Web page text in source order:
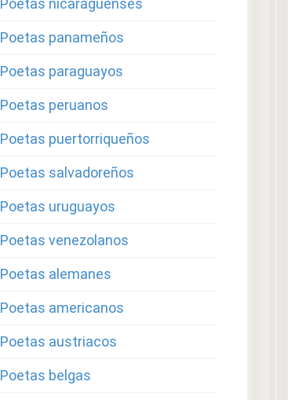
Poetas nicaraguenses
Poetas panameños
Poetas paraguayos
Poetas peruanos
Poetas puertorriqueños
Poetas salvadoreños
Poetas uruguayos
Poetas venezolanos
Poetas alemanes
Poetas americanos
Poetas austriacos
Poetas belgas